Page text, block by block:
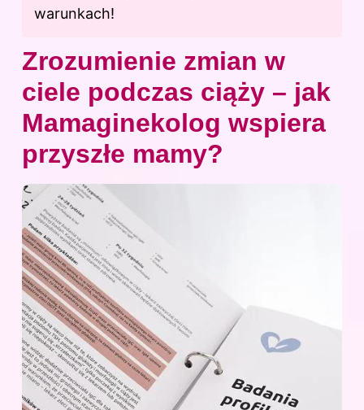
warunkach!
Zrozumienie zmian w
ciele podczas ciąży – jak
Mamaginekolog wspiera
przyszłe mamy?